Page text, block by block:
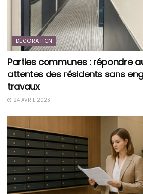
DÉCORATION
Parties communes : répondre
attentes des résidents sans
travaux
24 AVRIL 2026